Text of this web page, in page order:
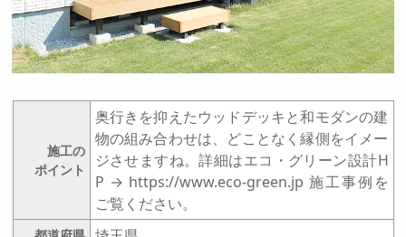
施工の
ポイント
奥行きを抑えたウッドデッキと和モダンの建
物の組み合わせは、どことなく縁側をイメー
ジさせますね。詳細はエコ・グリーン設計H
P → https://www.eco-green.jp 施工事例を
ご覧ください。